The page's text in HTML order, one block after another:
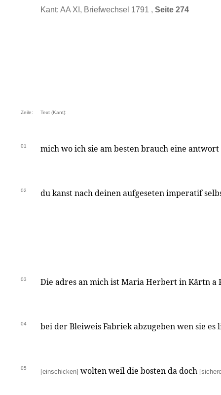
Kant: AA XI, Briefwechsel 1791 , Seite 274
Zeile: Text (Kant):
01 mich wo ich sie am besten brauch eine
02 du kanst nach deinen aufgeseten imperatif
03 Die adres an mich ist Maria Herbert in Kärtn a
04 bei der Bleiweis Fabriek abzugeben wen sie es
05 [einschicken] wolten weil die bosten da doch